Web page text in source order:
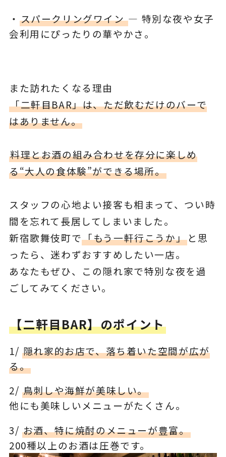
・ スパークリングワイン― 特別な夜や女子
会利用にぴったりの華やかさ。
また訪れたくなる理由
「二軒目BAR」は、ただ飲むだけのバーで
はありません。
料理とお酒の組み合わせを存分に楽しめ
る“大人の食体験”ができる場所。
スタッフの心地よい接客も相まって、つい時
間を忘れて長居してしまいました。
新宿歌舞伎町で「もう一軒行こうか」 と思
ったら、迷わずおすすめしたい一店。
あなたもぜひ、この隠れ家で特別な夜を過
ごしてみてください。
【二軒目BAR】のポイント
1/ 隠れ家的お店で、落ち着いた空間が広が
る。
2/ 鳥刺しや海鮮が美味しい。
他にも美味しいメニューがたくさん。
3/ お酒、特に焼酎のメニューが豊富。
200種以上のお酒は圧巻です。